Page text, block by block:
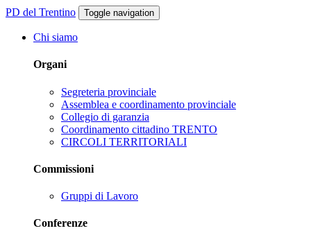
PD del Trentino Toggle navigation
Chi siamo
Organi
Segreteria provinciale
Assemblea e coordinamento provinciale
Collegio di garanzia
Coordinamento cittadino TRENTO
CIRCOLI TERRITORIALI
Commissioni
Gruppi di Lavoro
Conferenze